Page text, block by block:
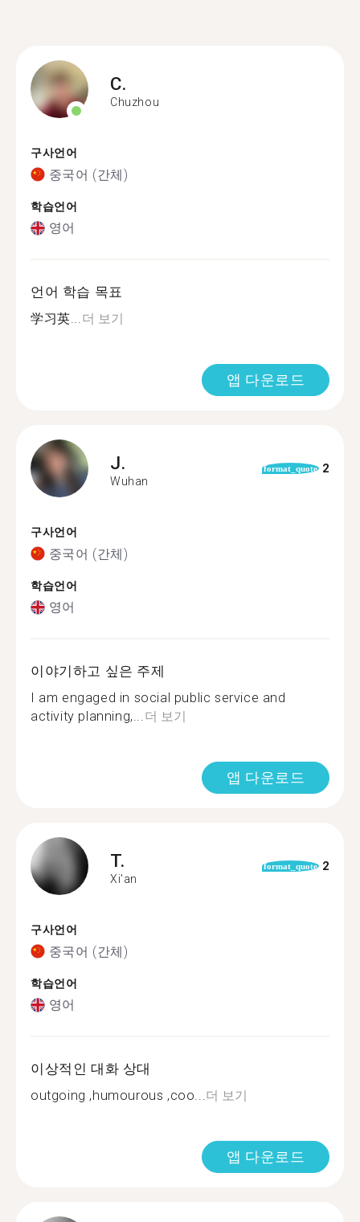
C.
Chuzhou
구사언어
중국어 (간체)
학습언어
영어
언어 학습 목표
学习英...더 보기
앱 다운로드
J.
Wuhan
format_quote 2
구사언어
중국어 (간체)
학습언어
영어
이야기하고 싶은 주제
I am engaged in social public service and
activity planning,...더 보기
앱 다운로드
T.
Xi'an
format_quote 2
구사언어
중국어 (간체)
학습언어
영어
이상적인 대화 상대
outgoing ,humourous ,coo...더 보기
앱 다운로드